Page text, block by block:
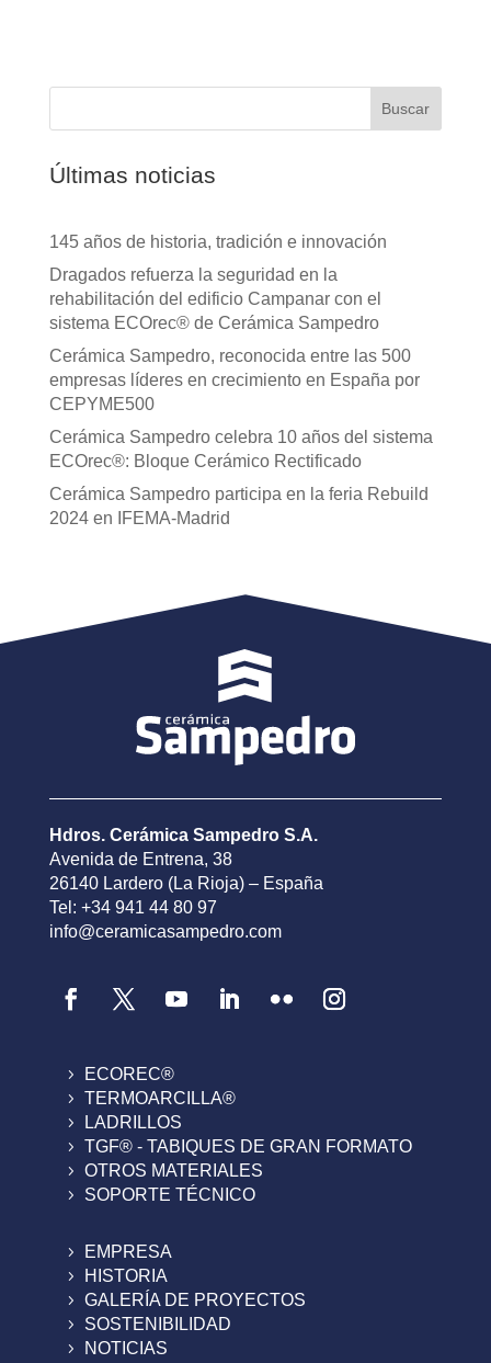
Buscar
Últimas noticias
145 años de historia, tradición e innovación
Dragados refuerza la seguridad en la
rehabilitación del edificio Campanar con el
sistema ECOrec® de Cerámica Sampedro
Cerámica Sampedro, reconocida entre las 500
empresas líderes en crecimiento en España por
CEPYME500
Cerámica Sampedro celebra 10 años del sistema
ECOrec®: Bloque Cerámico Rectificado
Cerámica Sampedro participa en la feria Rebuild
2024 en IFEMA-Madrid
Hdros. Cerámica Sampedro S.A.
Avenida de Entrena, 38
26140 Lardero (La Rioja) – España
Tel: +34 941 44 80 97
info@ceramicasampedro.com
ECOREC®
TERMOARCILLA®
LADRILLOS
TGF® - TABIQUES DE GRAN FORMATO
OTROS MATERIALES
SOPORTE TÉCNICO
EMPRESA
HISTORIA
GALERÍA DE PROYECTOS
SOSTENIBILIDAD
NOTICIAS